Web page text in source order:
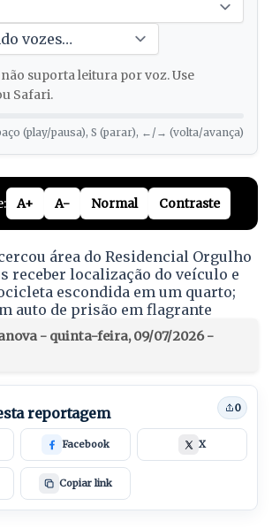
suporta leitura por voz. Use
Safari.
(play/pausa), S (parar), ←/→ (volta/avança)
A+ A- Normal Contraste
área do Residencial Orgulho
receber localização do veículo e
escondida em um quarto;
auto de prisão em flagrante
- quinta-feira, 09/07/2026 -
reportagem 0
Facebook X
Copiar link